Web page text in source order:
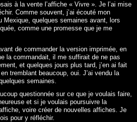
à la vente l’affiche « Vivre ». Je l’ai mise
Comme souvent, j’ai écouté mon
Mexique, quelques semaines avant, lors
comme une promesse que je me
de commander la version imprimée, en
la commandait, il me suffirait de ne pas
et quelques jours plus tard, j’en ai fait
tremblant beaucoup, oui. J’ai vendu la
semaines.
questionnée sur ce que je voulais faire,
et si je voulais poursuivre la
voire créer de nouvelles affiches. Je
pour y réfléchir.